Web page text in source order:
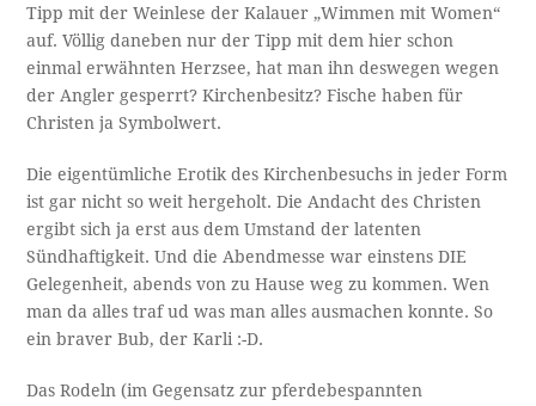
Tipp mit der Weinlese der Kalauer „Wimmen mit Women“
auf. Völlig daneben nur der Tipp mit dem hier schon
einmal erwähnten Herzsee, hat man ihn deswegen wegen
der Angler gesperrt? Kirchenbesitz? Fische haben für
Christen ja Symbolwert.
Die eigentümliche Erotik des Kirchenbesuchs in jeder Form
ist gar nicht so weit hergeholt. Die Andacht des Christen
ergibt sich ja erst aus dem Umstand der latenten
Sündhaftigkeit. Und die Abendmesse war einstens DIE
Gelegenheit, abends von zu Hause weg zu kommen. Wen
man da alles traf ud was man alles ausmachen konnte. So
ein braver Bub, der Karli :-D.
Das Rodeln (im Gegensatz zur pferdebespannten